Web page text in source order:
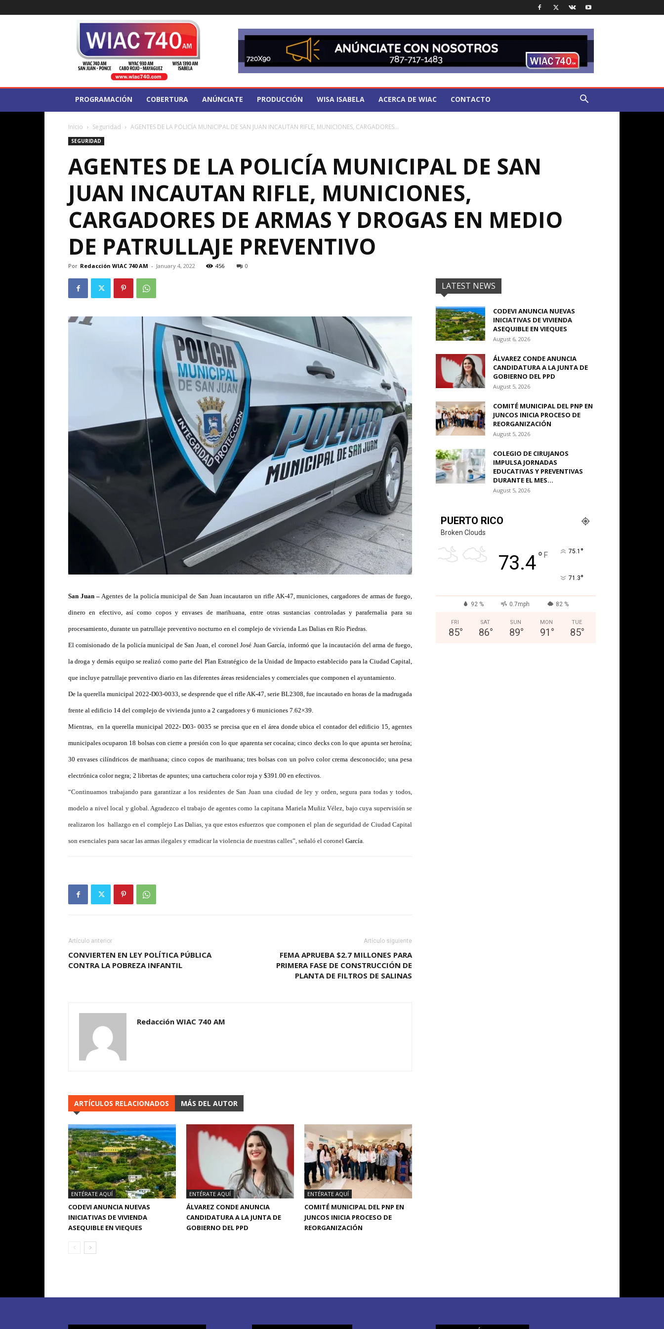
PROGRAMACIÓN COBERTURA ANÚNCIATE PRODUCCIÓN WISA ISABELA ACERCA DE WIAC CONTACTO
Inicio Seguridad AGENTES DE LA POLICÍA MUNICIPAL DE SAN JUAN INCAUTAN RIFLE, MUNICIONES, CARGADORES...
SEGURIDAD
AGENTES DE LA POLICÍA MUNICIPAL DE SAN
JUAN INCAUTAN RIFLE, MUNICIONES,
CARGADORES DE ARMAS Y DROGAS EN MEDIO
DE PATRULLAJE PREVENTIVO
Por Redacción WIAC 740 AM - January 4, 2022 456 0
San Juan –Agentes de la policía municipal de San Juan incautaron un rifle AK-47, municiones, cargadores de armas de fuego,
dinero en efectivo, así como copos y envases de marihuana, entre otras sustancias controladas y parafernalia para su
procesamiento, durante un patrullaje preventivo nocturno en el complejo de vivienda Las Dalias en Río Piedras.
El comisionado de la policía municipal de San Juan, el coronel José Juan García, informó que la incautación del arma de fuego,
la droga y demás equipo se realizó como parte del Plan Estratégico de la Unidad de Impacto establecido para la Ciudad Capital,
que incluye patrullaje preventivo diario en las diferentes áreas residenciales y comerciales que componen el ayuntamiento.
De la querella municipal 2022-D03-0033, se desprende que el rifle AK-47, serie BL2308, fue incautado en horas de la madrugada
frente al edificio 14 del complejo de vivienda junto a 2 cargadores y 6 municiones 7.62×39.
Mientras, en la querella municipal 2022- D03- 0035 se precisa que en el área donde ubica el contador del edificio 15, agentes
municipales ocuparon 18 bolsas con cierre a presión con lo que aparenta ser cocaína; cinco decks con lo que apunta ser heroína;
30 envases cilíndricos de marihuana; cinco copos de marihuana; tres bolsas con un polvo color crema desconocido; una pesa
electrónica color negra; 2 libretas de apuntes; una cartuchera color roja y $391.00 en efectivos.
“Continuamos trabajando para garantizar a los residentes de San Juan una ciudad de ley y orden, segura para todas y todos,
modelo a nivel local y global. Agradezco el trabajo de agentes como la capitana Mariela Muñiz Vélez, bajo cuya supervisión se
realizaron los hallazgo en el complejo Las Dalias, ya que estos esfuerzos que componen el plan de seguridad de Ciudad Capital
son esenciales para sacar las armas ilegales y erradicar la violencia de nuestras calles”, señaló el coronel García.
Artículo anterior
CONVIERTEN EN LEY POLÍTICA PÚBLICA
CONTRA LA POBREZA INFANTIL
Artículo siguiente
FEMA APRUEBA $2.7 MILLONES PARA
PRIMERA FASE DE CONSTRUCCIÓN DE
PLANTA DE FILTROS DE SALINAS
Redacción WIAC 740 AM
ARTÍCULOS RELACIONADOS MÁS DEL AUTOR
ENTÉRATE AQUÍ
CODEVI ANUNCIA NUEVAS
INICIATIVAS DE VIVIENDA
ASEQUIBLE EN VIEQUES
ENTÉRATE AQUÍ
ÁLVAREZ CONDE ANUNCIA
CANDIDATURA A LA JUNTA DE
GOBIERNO DEL PPD
ENTÉRATE AQUÍ
COMITÉ MUNICIPAL DEL PNP EN
JUNCOS INICIA PROCESO DE
REORGANIZACIÓN
LATEST NEWS
CODEVI ANUNCIA NUEVAS
INICIATIVAS DE VIVIENDA
ASEQUIBLE EN VIEQUES
August 6, 2026
ÁLVAREZ CONDE ANUNCIA
CANDIDATURA A LA JUNTA DE
GOBIERNO DEL PPD
August 5, 2026
COMITÉ MUNICIPAL DEL PNP EN
JUNCOS INICIA PROCESO DE
REORGANIZACIÓN
August 5, 2026
COLEGIO DE CIRUJANOS
IMPULSA JORNADAS
EDUCATIVAS Y PREVENTIVAS
DURANTE EL MES...
August 5, 2026
PUERTO RICO
Broken Clouds
73.4° F 75.1 °
71.3°
92 % 0.7mph 82 %
FRI
85°
SAT
86°
SUN
89°
MON
91 °
TUE
85°